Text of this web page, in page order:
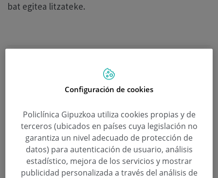
bat egitea litzateke.
Lotutako albisteak
Configuración de cookies
Policlínica Gipuzkoa utiliza cookies propias y de
terceros (ubicados en países cuya legislación no
garantiza un nivel adecuado de protección de
datos) para autenticación de usuario, análisis
estadístico, mejora de los servicios y mostrar
publicidad personalizada a través del análisis de